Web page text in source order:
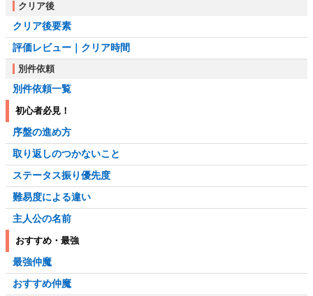
クリア後
クリア後要素
評価レビュー｜クリア時間
別件依頼
別件依頼一覧
初心者必見！
序盤の進め方
取り返しのつかないこと
ステータス振り優先度
難易度による違い
主人公の名前
おすすめ・最強
最強仲魔
おすすめ仲魔